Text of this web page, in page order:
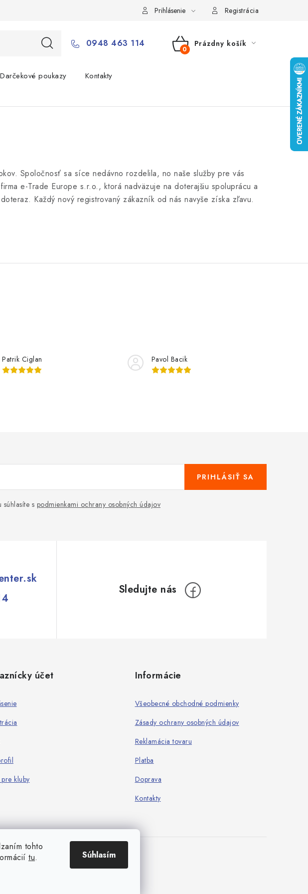
tohto
tu. Súhlasím
Prihlásenie Registrácia
0948 463 114
NÁKUPNÝ
Prázdny košík
Darčekové poukazy Kontakty
Spoločnosť sa síce nedávno rozdelila, no naše služby pre vás
e-Trade Europe s.r.o., ktorá nadväzuje na doterajšiu spoluprácu a
Každý nový registrovaný zákazník od nás navyše získa zľavu.
Patrik Ciglan Pavol Bacik
s podmienkami ochrany osobných údajov
PRIHLÁSIŤ SA
účet
kluby
Informácie
Všeobecné obchodné podmienky
Zásady ochrany osobných údajov
Reklamácia tovaru
Platba
Doprava
Kontakty
práva vyhradené.